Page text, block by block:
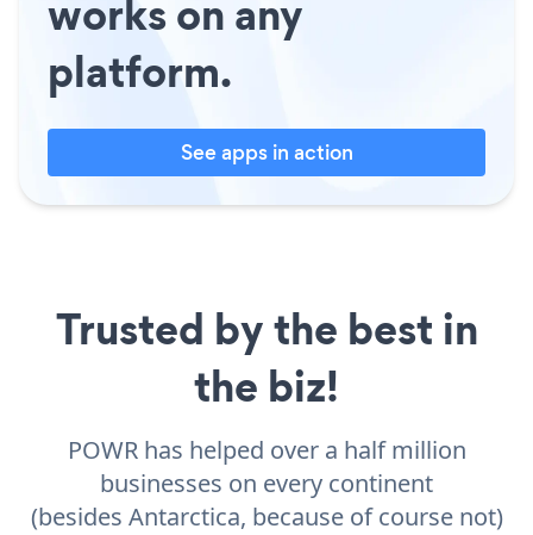
works on any
platform.
See apps in action
Trusted by the best in
the biz!
POWR has helped over a half million
businesses on every continent
(besides Antarctica, because of course not)